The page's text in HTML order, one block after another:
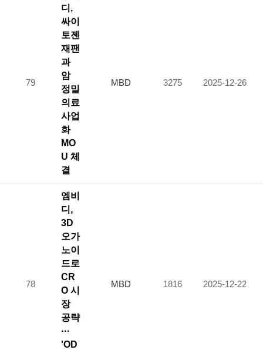
79
디,
싸이
토젠
재팬
과
암
정밀
의료
사업
화
MO
U 체
결
MBD 3275 2025-12-26
78
엠비
디,
3D
오가
노이
드로
CR
O 시
장
공략
···
'OD
MBD 1816 2025-12-22